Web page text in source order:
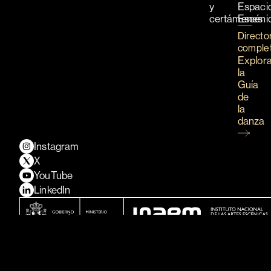
y
certámenes
la
Guía
de
la
danza
Instagram
X
YouTube
LinkedIn